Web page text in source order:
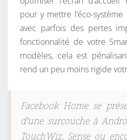
pour y mettre l’éco-
avec parfois des pertes
fonctionnalité de votre
modèles, cela est
rend un peu moins rigide
Facebook Home se
d’une surcouche à
TouchWiz, Sense ou